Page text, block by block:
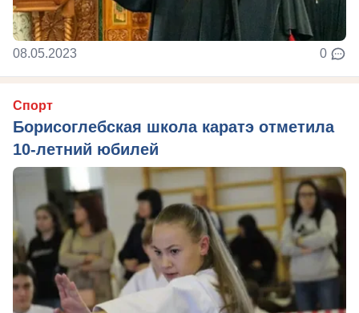
08.05.2023 0
Спорт
Борисоглебская школа каратэ отметила
10-летний юбилей